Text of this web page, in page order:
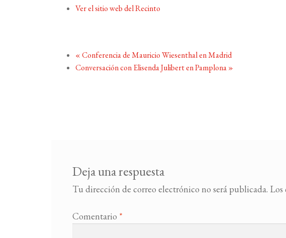
Ver el sitio web del Recinto
«Conferencia de Mauricio Wiesenthal en Madrid
Conversación con Elisenda Julibert en Pamplona»
Deja una respuesta
Tu dirección de correo electrónico no será publicada. Los
Comentario *